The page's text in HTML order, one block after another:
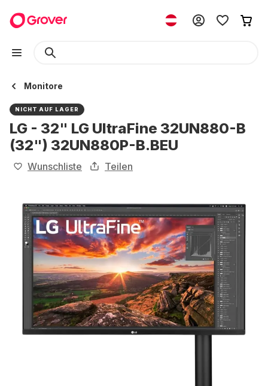
Monitore
NICHT AUF LAGER
LG - 32" LG UltraFine 32UN880-B
(32") 32UN880P-B.BEU
Wunschliste Teilen